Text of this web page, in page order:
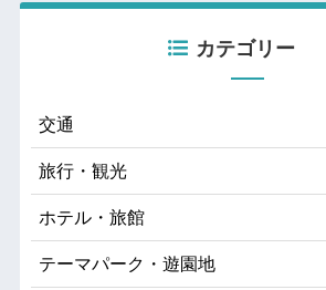
カテゴリー
交通
旅行・観光
ホテル・旅館
テーマパーク・遊園地